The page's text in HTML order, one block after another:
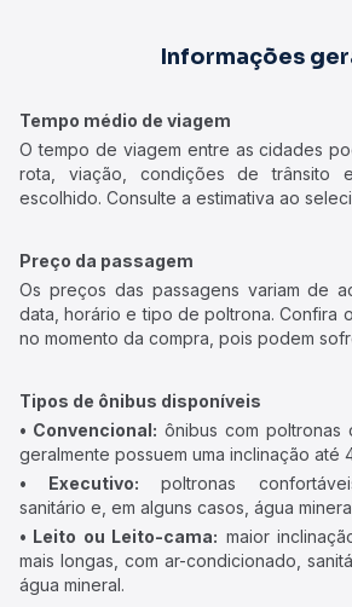
Informações
Tempo médio de viagem
O tempo de viagem entre as cidades
rota, viação, condições de
escolhido. Consulte a estimativa ao
Preço da passagem
Os preços das passagens variam de
data, horário e tipo de poltrona. Confira
no momento da compra, pois podem
Tipos de ônibus disponíveis
• Convencional: ônibus com poltronas
geralmente possuem uma inclinação até
• Executivo: poltronas
sanitário e, em alguns casos, água
• Leito ou Leito-cama: maior
mais longas, com ar-condicionado,
água mineral.